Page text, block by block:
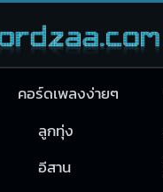
คอร์ดเพลงง่ายๆ
ลูกทุ่ง
อีสาน